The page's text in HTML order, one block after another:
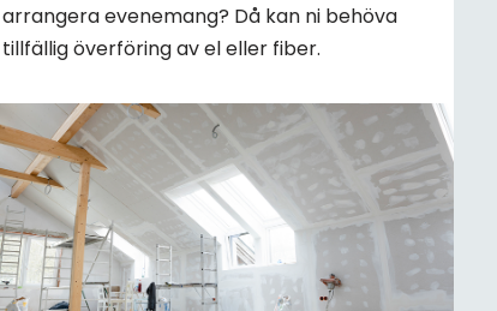
arrangera evenemang? Då kan ni behöva
tillfällig överföring av el eller fiber.